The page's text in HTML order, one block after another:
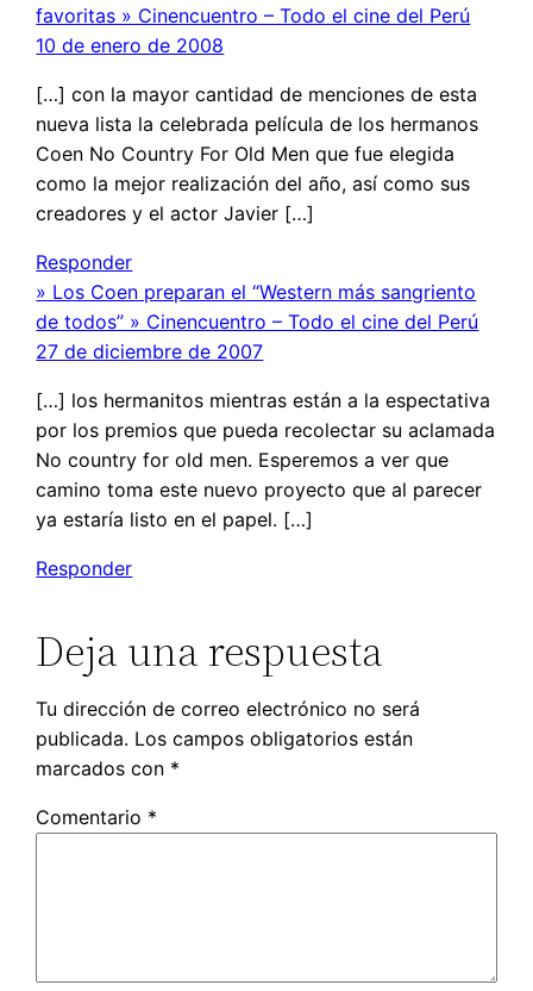
favoritas » Cinencuentro – Todo el cine del Perú
10 de enero de 2008
[…] con la mayor cantidad de menciones de esta
nueva lista la celebrada película de los hermanos
Coen No Country For Old Men que fue elegida
como la mejor realización del año, así como sus
creadores y el actor Javier […]
Responder
» Los Coen preparan el “Western más sangriento
de todos” » Cinencuentro – Todo el cine del Perú
27 de diciembre de 2007
[…] los hermanitos mientras están a la espectativa
por los premios que pueda recolectar su aclamada
No country for old men. Esperemos a ver que
camino toma este nuevo proyecto que al parecer
ya estaría listo en el papel. […]
Responder
Deja una respuesta
Tu dirección de correo electrónico no será
publicada. Los campos obligatorios están
marcados con *
Comentario *